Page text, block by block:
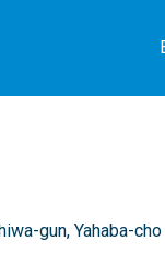
gun, Yahaba-cho